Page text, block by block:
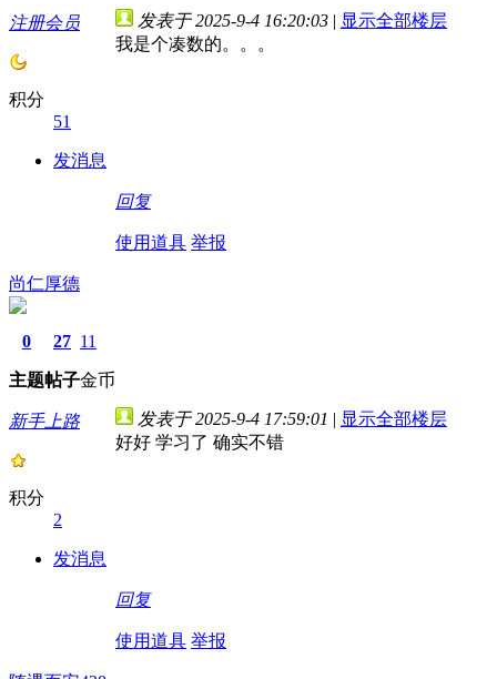
注册会员
积分
51
发消息
发表于 2025-9-4 16:20:03 | 显示全部楼层
我是个凑数的。。。
回复
使用道具 举报
尚仁厚德
0
主题
27
帖子
11
金币
新手上路
积分
2
发消息
发表于 2025-9-4 17:59:01 | 显示全部楼层
好好 学习了 确实不错
回复
使用道具 举报